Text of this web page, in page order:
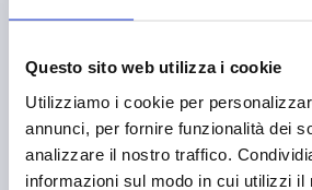
Questo sito web utilizza i cookie
Utilizziamo i cookie per
annunci, per fornire funzionalità dei
analizzare il nostro traffico.
informazioni sul modo in cui utilizzi il
LEVA DI SERRAGGIO CON
DI.2 M12, A=106, FORMA:20°
COMP:PLASTICA
FILETTATURA=M12
ALTEZZA DI